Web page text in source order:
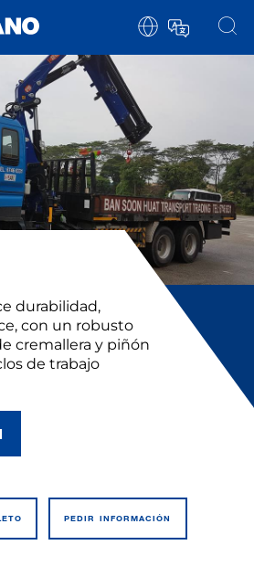
durabilidad,
con un robusto
cremallera y piñón
de trabajo
PEDIR INFO­RMACIÓN